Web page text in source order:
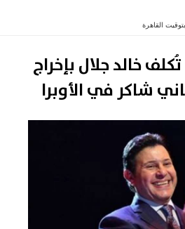
بتوقيت القاهرة
خالد جلال بإخراج
شاكر في الأوبرا